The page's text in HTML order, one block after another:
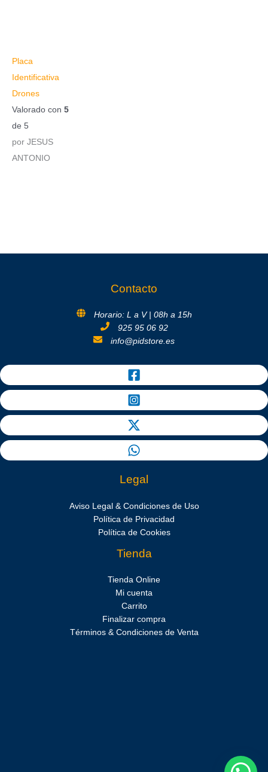
Placa
Identificativa
Drones
Valorado con 5
de 5
por JESUS
ANTONIO
Contacto
Horario: L a V | 08h a 15h
925 95 06 92
info@pidstore.es
Legal
Aviso Legal & Condiciones de Uso
Política de Privacidad
Política de Cookies
Tienda
Tienda Online
Mi cuenta
Carrito
Finalizar compra
Términos & Condiciones de Venta